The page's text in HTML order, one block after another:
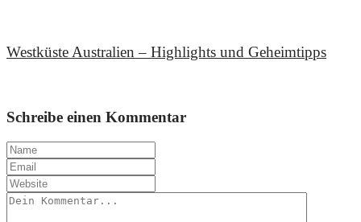
Westküste Australien – Highlights und Geheimtipps
Schreibe einen Kommentar